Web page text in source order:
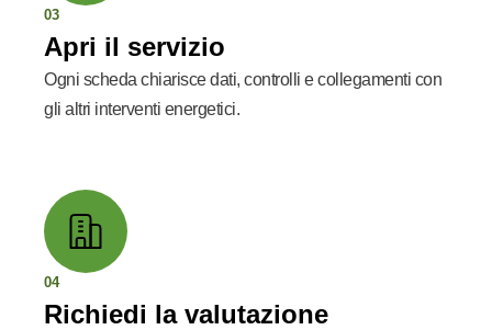
03
Apri il servizio
Ogni scheda chiarisce dati, controlli e collegamenti con
gli altri interventi energetici.
04
Richiedi la valutazione